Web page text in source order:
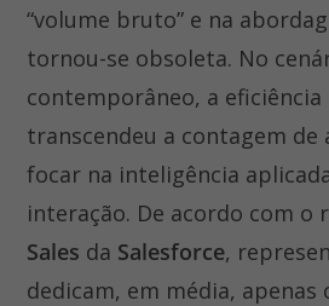
“volume bruto” e na
tornou-se obsoleta. No
contemporâneo, a eficiência
transcendeu a contagem de
focar na inteligência
interação. De acordo com o
Sales da Salesforce,
dedicam, em média, apenas